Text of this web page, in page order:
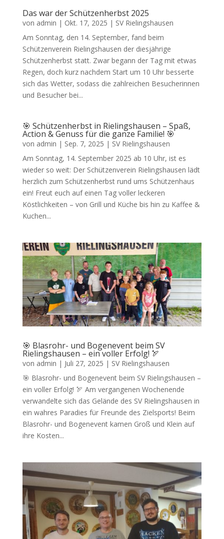
Das war der Schützenherbst 2025
von admin | Okt. 17, 2025 | SV Rielingshausen
Am Sonntag, den 14. September, fand beim
Schützenverein Rielingshausen der diesjährige
Schützenherbst statt. Zwar begann der Tag mit etwas
Regen, doch kurz nachdem Start um 10 Uhr besserte
sich das Wetter, sodass die zahlreichen Besucherinnen
und Besucher bei...
🎯 Schützenherbst in Rielingshausen – Spaß,
Action & Genuss für die ganze Familie! 🎯
von admin | Sep. 7, 2025 | SV Rielingshausen
Am Sonntag, 14. September 2025 ab 10 Uhr, ist es
wieder so weit: Der Schützenverein Rielingshausen lädt
herzlich zum Schützenherbst rund ums Schützenhaus
ein! Freut euch auf einen Tag voller leckeren
Köstlichkeiten – von Grill und Küche bis hin zu Kaffee &
Kuchen...
🎯 Blasrohr- und Bogenevent beim SV
Rielingshausen – ein voller Erfolg! 🏹
von admin | Juli 27, 2025 | SV Rielingshausen
🎯 Blasrohr- und Bogenevent beim SV Rielingshausen –
ein voller Erfolg! 🏹 Am vergangenen Wochenende
verwandelte sich das Gelände des SV Rielingshausen in
ein wahres Paradies für Freunde des Zielsports! Beim
Blasrohr- und Bogenevent kamen Groß und Klein auf
ihre Kosten...